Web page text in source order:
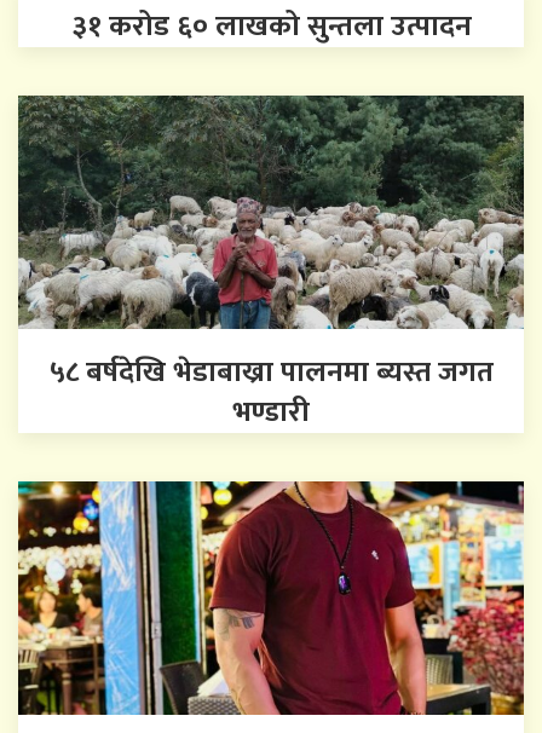
३१ करोड ६० लाखको सुन्तला उत्पादन
५८ बर्षदेखि भेडाबाख्रा पालनमा ब्यस्त जगत
भण्डारी